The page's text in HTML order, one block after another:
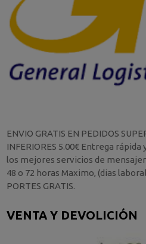
ENVIO GRATIS EN PEDIDOS
INFERIORES 5.00€ Entrega
los mejores servicios de
48 o 72 horas Maximo, (dias
PORTES GRATIS.
VENTA Y DEVOLICIÓN